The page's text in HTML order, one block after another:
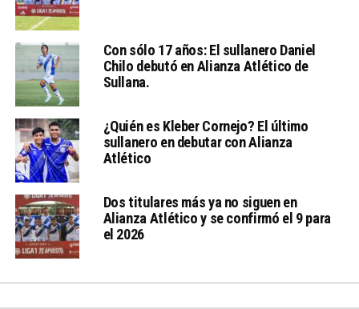
Con sólo 17 años: El sullanero Daniel
Chilo debutó en Alianza Atlético de
Sullana.
¿Quién es Kleber Cornejo? El último
sullanero en debutar con Alianza
Atlético
Dos titulares más ya no siguen en
Alianza Atlético y se confirmó el 9 para
el 2026